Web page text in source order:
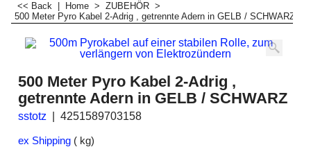
<< Back Home > ZUBEHÖR >
500 Meter Pyro Kabel 2-Adrig , getrennte Adern in GELB / SCHWARZ
500 Meter Pyro Kabel 2-Adrig ,
getrennte Adern in GELB / SCHWARZ
sstotz 4251589703158
ex Shipping kg